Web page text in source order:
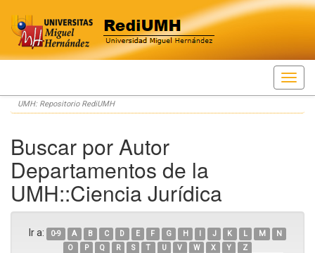
Skip
navigation
UMH: Repositorio RediUMH
Buscar por Autor
Departamentos de la
UMH::Ciencia Jurídica
Ir a: 0-9 A B C D E F G H I J K L M
N
O
P Q R S T U V W X Y Z